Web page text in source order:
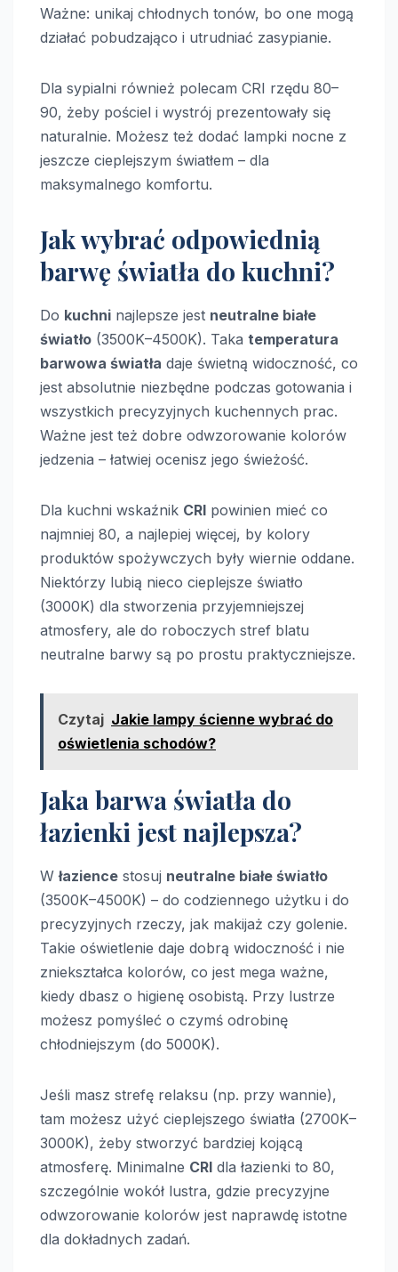
Ważne: unikaj chłodnych tonów, bo one mogą
działać pobudzająco i utrudniać zasypianie.
Dla sypialni również polecam CRI rzędu 80–
90, żeby pościel i wystrój prezentowały się
naturalnie. Możesz też dodać lampki nocne z
jeszcze cieplejszym światłem – dla
maksymalnego komfortu.
Jak wybrać odpowiednią
barwę światła do kuchni?
Do kuchni najlepsze jest neutralne białe
światło (3500K–4500K). Taka temperatura
barwowa światła daje świetną widoczność, co
jest absolutnie niezbędne podczas gotowania i
wszystkich precyzyjnych kuchennych prac.
Ważne jest też dobre odwzorowanie kolorów
jedzenia – łatwiej ocenisz jego świeżość.
Dla kuchni wskaźnik CRI powinien mieć co
najmniej 80, a najlepiej więcej, by kolory
produktów spożywczych były wiernie oddane.
Niektórzy lubią nieco cieplejsze światło
(3000K) dla stworzenia przyjemniejszej
atmosfery, ale do roboczych stref blatu
neutralne barwy są po prostu praktyczniejsze.
Czytaj Jakie lampy ścienne wybrać do
oświetlenia schodów?
Jaka barwa światła do
łazienki jest najlepsza?
Włazience stosuj neutralne białe światło
(3500K–4500K) – do codziennego użytku i do
precyzyjnych rzeczy, jak makijaż czy golenie.
Takie oświetlenie daje dobrą widoczność i nie
zniekształca kolorów, co jest mega ważne,
kiedy dbasz o higienę osobistą. Przy lustrze
możesz pomyśleć o czymś odrobinę
chłodniejszym (do 5000K).
Jeśli masz strefę relaksu (np. przy wannie),
tam możesz użyć cieplejszego światła (2700K–
3000K), żeby stworzyć bardziej kojącą
atmosferę. Minimalne CRI dla łazienki to 80,
szczególnie wokół lustra, gdzie precyzyjne
odwzorowanie kolorów jest naprawdę istotne
dla dokładnych zadań.